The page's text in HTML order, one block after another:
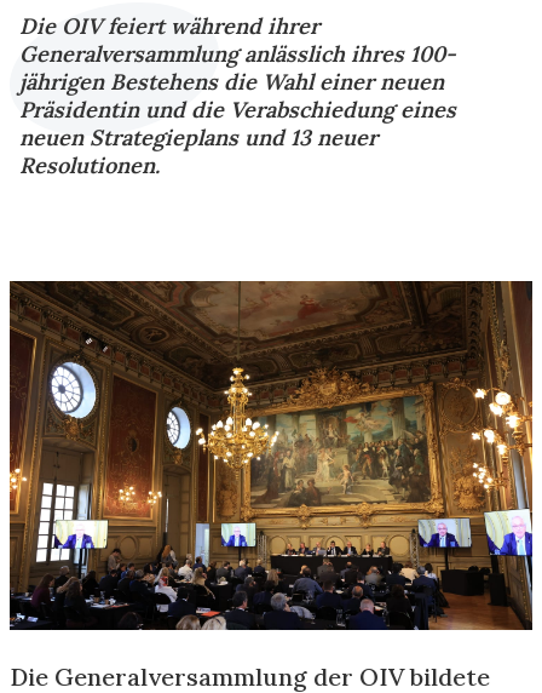
Die OIV feiert während ihrer
Generalversammlung anlässlich ihres 100-
jährigen Bestehens die Wahl einer neuen
Präsidentin und die Verabschiedung eines
neuen Strategieplans und 13 neuer
Resolutionen.
Die Generalversammlung der OIV bildete